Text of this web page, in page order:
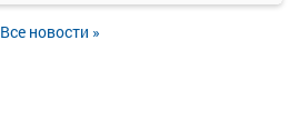
Все новости »